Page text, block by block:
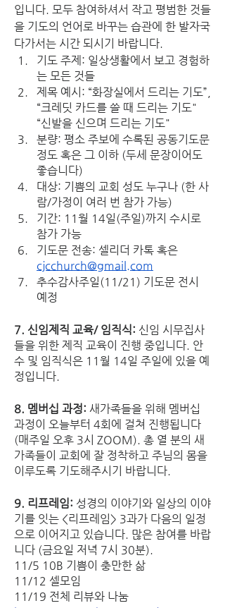
입니다. 모두 참여하셔서 작고 평범한 것들
을 기도의 언어로 바꾸는 습관에 한 발자국
다가서는 시간 되시기 바랍니다.
기도 주제: 일상생활에서 보고 경험하
는 모든 것들
제목 예시: “화장실에서 드리는 기도”,
“크레딧 카드를 쓸 때 드리는 기도"
“신발을 신으며 드리는 기도"
분량: 평소 주보에 수록된 공동기도문
정도 혹은 그 이하 (두세 문장이어도
좋습니다)
대상: 기쁨의 교회 성도 누구나 (한 사
람/가정이 여러 번 참가 가능)
기간: 11월 14일(주일)까지 수시로
참가 가능
cjcchurch@gmail.com
추수감사주일(11/21) 기도문 전시
예정
7. 신임제직 교육/ 임직식: 신임 시무집사
들을 위한 제직 교육이 진행 중입니다. 안
수 및 임직식은 11월 14일 주일에 있을 예
정입니다.
8. 멤버십 과정: 새가족들을 위해 멤버십
과정이 오늘부터 4회에 걸쳐 진행됩니다
(매주일 오후 3시 ZOOM). 총 열 분의 새
가족들이 교회에 잘 정착하고 주님의 몸을
이루도록 기도해주시기 바랍니다.
9. 리프레임: 성경의 이야기와 일상의 이야
기를 잇는 <리프레임> 3과가 다음의 일정
으로 이어지고 있습니다. 많은 참여를 바랍
니다 (금요일 저녁 7시 30분).
11/5 10B 기쁨이 충만한 삶
11/12 셀모임
11/19 전체 리뷰와 나눔